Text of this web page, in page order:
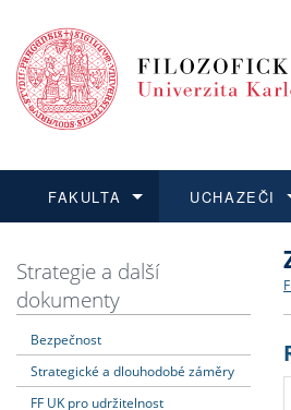
FAKULTA
Dozvědět se více
UCHAZEČI
Podat přihlášku
Dozvědět se více
Dozvědět se více
Dozvědět se více
Strategie a další
dokumenty
Bezpečnost
Strategické a dlouhodobé záměry
FF UK pro udržitelnost